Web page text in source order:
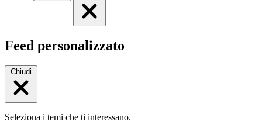
Feed personalizzato
Chiudi
Seleziona i temi che ti interessano.